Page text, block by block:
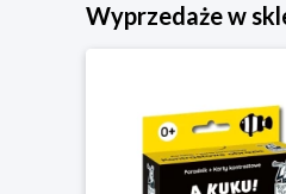
Wyprzedaże w